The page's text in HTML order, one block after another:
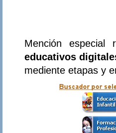
Mención especial
educativos
mediente etapas y